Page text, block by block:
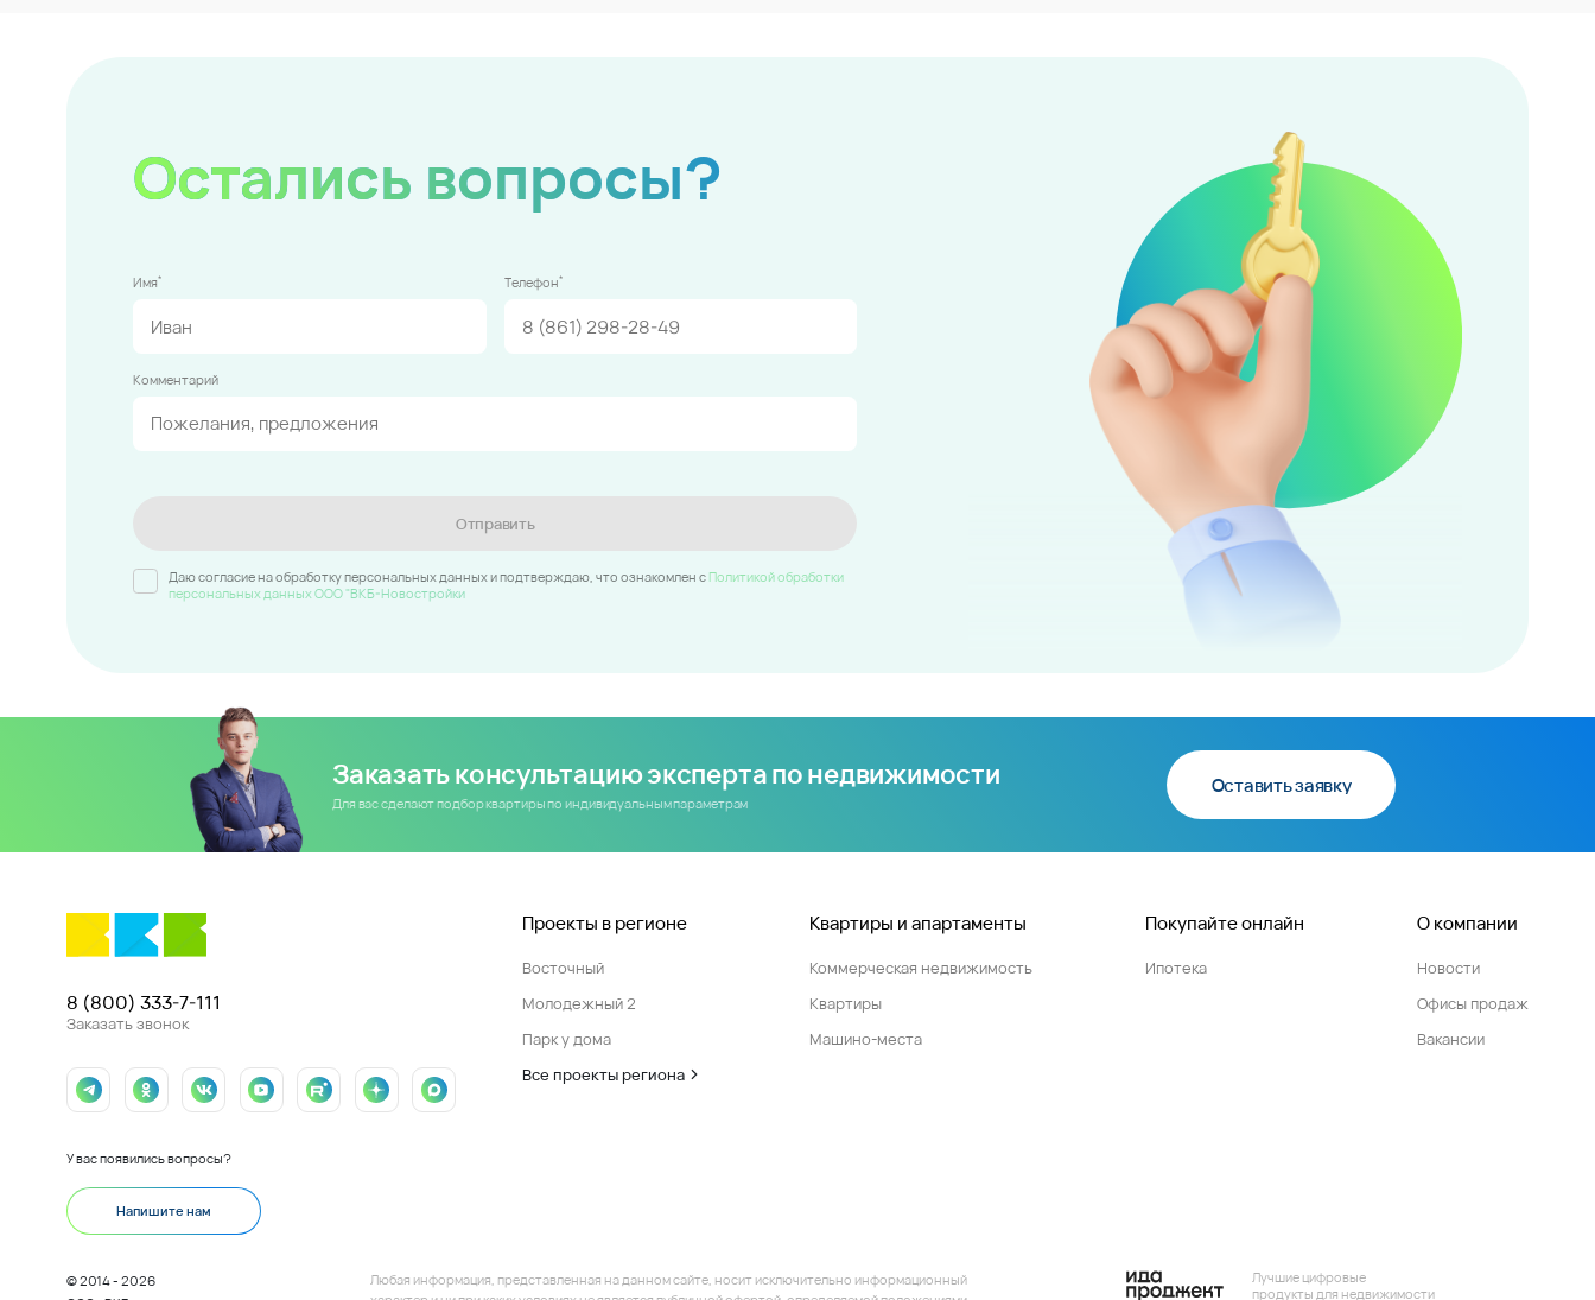
Остались вопросы?
Имя* Телефон*
Комментарий
Отправить
Даю согласие на обработку персональных данных и подтверждаю, что ознакомлен c Политикой обработки
персональных данных ООО "ВКБ-Новостройки
Заказать консультацию эксперта по недвижимости
Для вас сделают подбор квартиры по индивидуальным параметрам
Оставить заявку
8 (800) 333-7-111
Заказать звонок
У вас появились вопросы?
Напишите нам
Проекты в регионе
Восточный
Молодежный 2
Парк у дома
Все проекты региона
Квартиры и апартаменты
Коммерческая недвижимость
Квартиры
Машино-места
Покупайте онлайн
Ипотека
О компании
Новости
Офисы продаж
Вакансии
© 2014 - 2026
Любая информация, представленная на данном сайте, носит исключительно информационный
Лучшие цифровые
продукты для недвижимости